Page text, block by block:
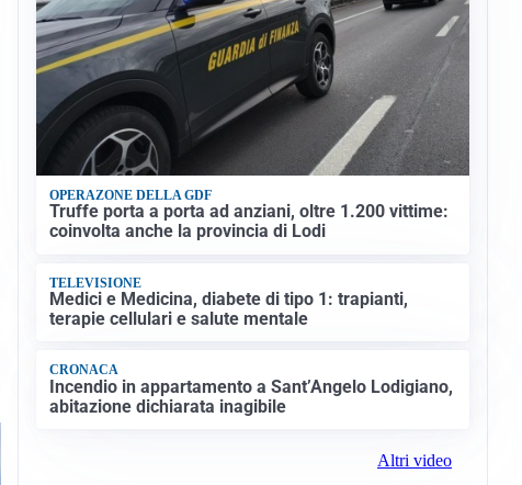
OPERAZONE DELLA GDF
Truffe porta a porta ad anziani, oltre 1.200 vittime:
coinvolta anche la provincia di Lodi
TELEVISIONE
Medici e Medicina, diabete di tipo 1: trapianti,
terapie cellulari e salute mentale
CRONACA
Incendio in appartamento a Sant’Angelo Lodigiano,
abitazione dichiarata inagibile
Altri video